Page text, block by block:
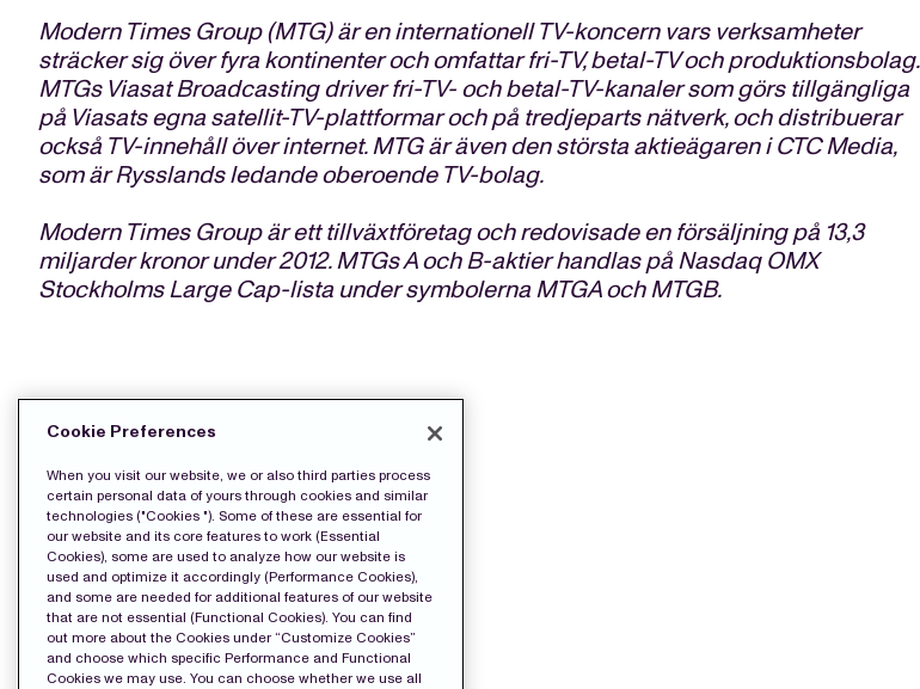
Modern Times Group (MTG) är en internationell TV-koncern vars verksamheter
sträcker sig över fyra kontinenter och omfattar fri-TV, betal-TV och produktionsbolag.
MTGs Viasat Broadcasting driver fri-TV- och betal-TV-kanaler som görs tillgängliga
på Viasats egna satellit-TV-plattformar och på tredjeparts nätverk, och distribuerar
också TV-innehåll över internet. MTG är även den största aktieägaren i CTC Media,
som är Rysslands ledande oberoende TV-bolag.
Modern Times Group är ett tillväxtföretag och redovisade en försäljning på 13,3
miljarder kronor under 2012. MTGs A och B-aktier handlas på Nasdaq OMX
Stockholms Large Cap-lista under symbolerna MTGA och MTGB.
LADDA NED PRESS FILERNA:
Release
Cookie Preferences
When you visit our website, we or also third parties process
certain personal data of yours through cookies and similar
technologies ("Cookies "). Some of these are essential for
our website and its core features to work (Essential
Cookies), some are used to analyze how our website is
used and optimize it accordingly (Performance Cookies),
and some are needed for additional features of our website
that are not essential (Functional Cookies). You can find
out more about the Cookies under “Customize Cookies”
and choose which specific Performance and Functional
Cookies we may use. You can choose whether we use all